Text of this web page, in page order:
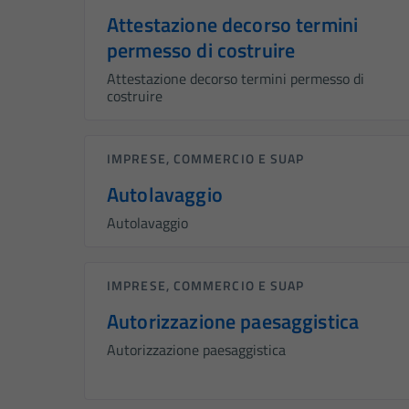
Attestazione decorso termini
permesso di costruire
Attestazione decorso termini permesso di
costruire
IMPRESE, COMMERCIO E SUAP
Autolavaggio
Autolavaggio
IMPRESE, COMMERCIO E SUAP
Autorizzazione paesaggistica
Autorizzazione paesaggistica